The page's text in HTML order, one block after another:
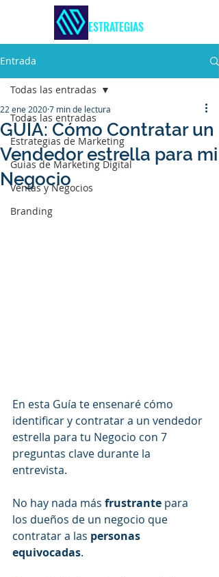
ESTRATEGIAS
Entrada
Todas las entradas
Estrategias de Marketing
Guias de Marketing Digital
Ventas y Negocios
Branding
Todas las entradas
GUÍA: Cómo Contratar un
Vendedor estrella para mi
Negocio
22 ene 20207 min de lectura
En esta Guía te ensenaré cómo
identificar y contratar a un vendedor
estrella para tu Negocio con 7
preguntas clave durante la
entrevista.
No hay nada más frustrante para
los dueños de un negocio que
contratar a las personas
equivocadas.